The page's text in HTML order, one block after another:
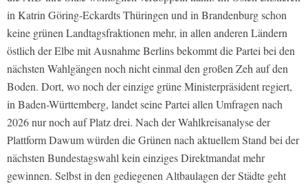
in Katrin Göring-Eckardts Thüringen und in Brandenburg schon
keine grünen Landtagsfraktionen mehr, in allen anderen Ländern
östlich der Elbe mit Ausnahme Berlins bekommt die Partei bei den
nächsten Wahlgängen noch nicht einmal den großen Zeh auf den
Boden. Dort, wo noch der einzige grüne Ministerpräsident regiert,
in Baden-Württemberg, landet seine Partei allen Umfragen nach
2026 nur noch auf Platz drei. Nach der Wahlkreisanalyse der
Plattform Dawum würden die Grünen nach aktuellem Stand bei der
nächsten Bundestagswahl kein einziges Direktmandat mehr
gewinnen. Selbst in den gediegenen Altbaulagen der Städte geht